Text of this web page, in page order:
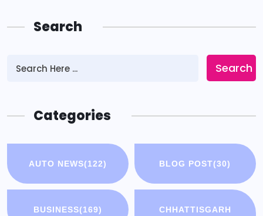
Search
Search
Categories
AUTO NEWS(122) BLOG POST(30)
BUSINESS(169)
CHHATTISGARH